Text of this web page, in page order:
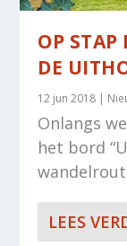
OP
DE
12 jun 2018 |
Onlangs
het bord
LEES